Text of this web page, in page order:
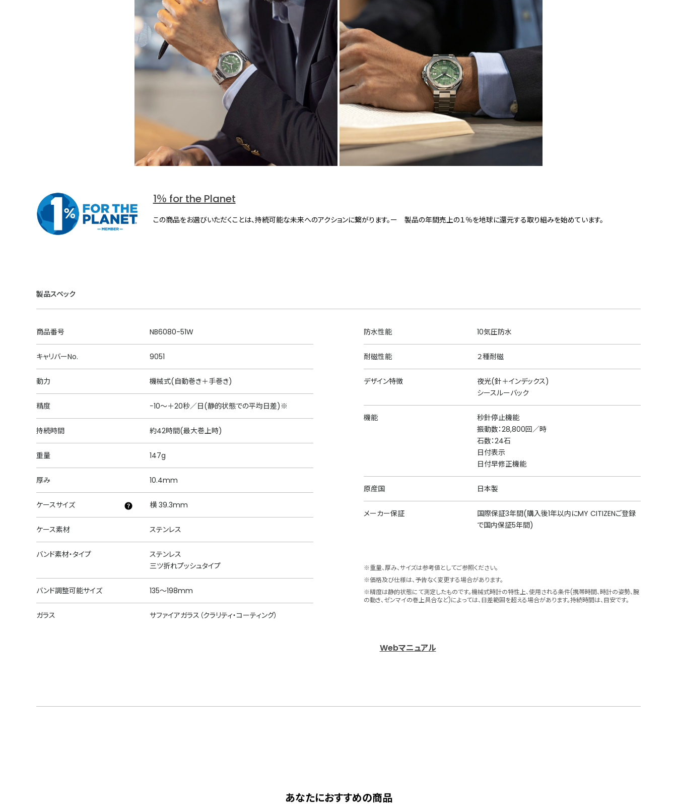
1％ for the Planet
この商品をお選びいただくことは、持続可能な未来へのアクションに繋がります。ー 製品の年間売上の１％を地球に還元する取り組みを始めています。
製品スペック
商品番号 NB6080-51W
キャリバーNo. 9051
動力 機械式(自動巻き＋手巻き)
精度 −10～＋20秒／日(静的状態での平均日差)※
持続時間 約42時間(最大巻上時)
重量 147g
厚み 10.4mm
ケースサイズ 横 39.3mm
ケース素材 ステンレス
バンド素材・タイプ
ステンレス
三ツ折れプッシュタイプ
バンド調整可能サイズ 135～198mm
ガラス サファイアガラス（クラリティ・コーティング）
防水性能 10気圧防水
耐磁性能 ２種耐磁
デザイン特徴
夜光(針＋インデックス)
シースルーバック
機能
秒針停止機能
振動数：28,800回／時
石数：24石
日付表示
日付早修正機能
原産国 日本製
メーカー保証
国際保証3年間(購入後1年以内にMY CITIZENご登録
で国内保証5年間)
※重量、厚み、サイズは参考値としてご参照ください。
※価格及び仕様は、予告なく変更する場合があります。
※精度は静的状態にて測定したものです。機械式時計の特性上、使用される条件(携帯時間、時計の姿勢、腕
の動き、ゼンマイの巻上具合など)によっては、日差範囲を超える場合があります。持続時間は、目安です。
Webマニュアル
あなたにおすすめの商品